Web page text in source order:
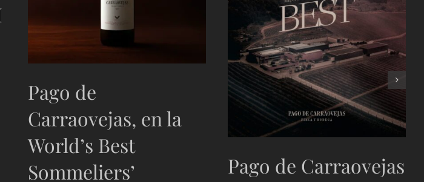
Pago de
Carraovejas, en la
World’s Best
Sommeliers’
Pago de Carraovejas